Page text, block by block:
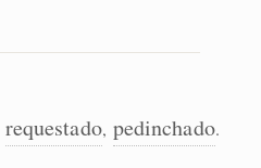
requestado, pedinchado.